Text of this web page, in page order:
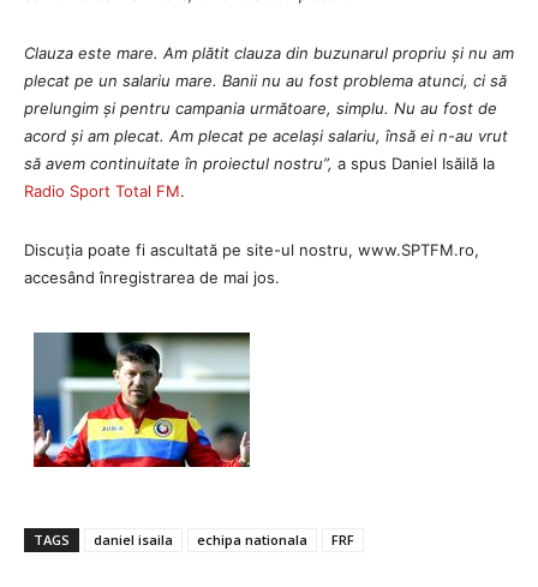
Clauza este mare. Am plătit clauza din buzunarul propriu și nu am
plecat pe un salariu mare. Banii nu au fost problema atunci, ci să
prelungim și pentru campania următoare, simplu. Nu au fost de
acord și am plecat. Am plecat pe același salariu, însă ei n-au vrut
să avem continuitate în proiectul nostru”, a spus Daniel Isăilă la
Radio Sport Total FM.
Discuția poate fi ascultată pe site-ul nostru, www.SPTFM.ro,
accesând înregistrarea de mai jos.
TAGS daniel isaila echipa nationala FRF